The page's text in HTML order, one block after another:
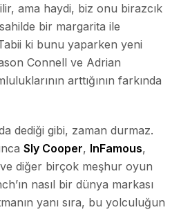
ama haydi, biz onu birazcık
bir margarita ile
ki bunu yaparken yeni
Connell ve Adrian
arttığının farkında
dediği gibi, zaman durmaz.
Sly Cooper, InFamous,
ve diğer birçok meşhur oyun
nasıl bir dünya markası
yanı sıra, bu yolculuğun